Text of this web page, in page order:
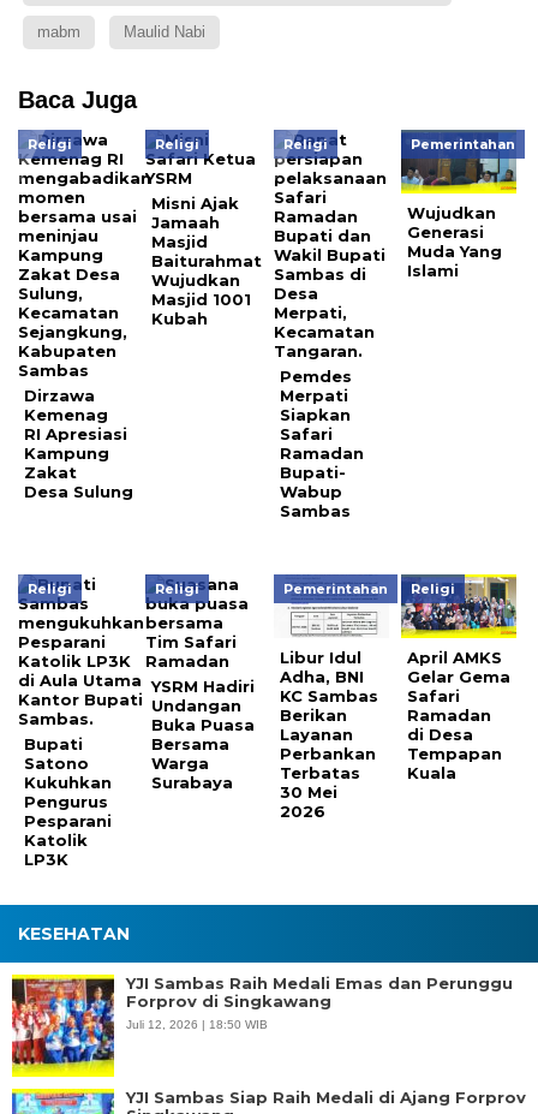
mabm Maulid Nabi
Baca Juga
Religi
Dirzawa
Kemenag
RI Apresiasi
Kampung
Zakat
Desa Sulung
Religi
Misni Ajak
Jamaah
Masjid
Baiturahmat
Wujudkan
Masjid 1001
Kubah
Religi
Pemdes
Merpati
Siapkan
Safari
Ramadan
Bupati-
Wabup
Sambas
Pemerintahan
Wujudkan
Generasi
Muda Yang
Islami
Religi
Bupati
Satono
Kukuhkan
Pengurus
Pesparani
Katolik
LP3K
Religi
YSRM Hadiri
Undangan
Buka Puasa
Bersama
Warga
Surabaya
Pemerintahan
Libur Idul
Adha, BNI
KC Sambas
Berikan
Layanan
Perbankan
Terbatas
30 Mei
2026
Religi
April AMKS
Gelar Gema
Safari
Ramadan
di Desa
Tempapan
Kuala
KESEHATAN
YJI Sambas Raih Medali Emas dan Perunggu
Forprov di Singkawang
Juli 12, 2026 | 18:50 WIB
YJI Sambas Siap Raih Medali di Ajang Forprov